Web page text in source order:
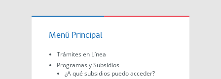
Menú Principal
Trámites en Línea
Programas y Subsidios
¿A qué subsidios puedo acceder?